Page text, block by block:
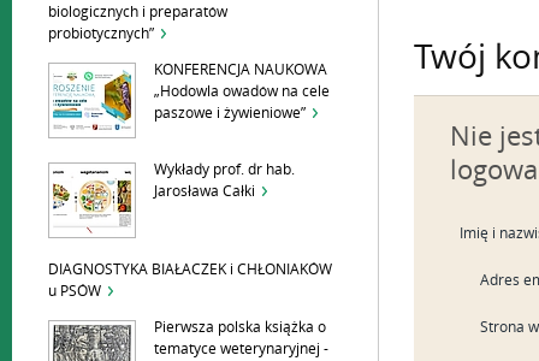
biologicznych i preparatów
probiotycznych”
KONFERENCJA NAUKOWA
„Hodowla owadów na cele
paszowe i żywieniowe”
Wykłady prof. dr hab.
Jarosława Całki
DIAGNOSTYKA BIAŁACZEK i CHŁONIAKÓW
u PSÓW
Pierwsza polska książka o
tematyce weterynaryjnej -
Twój
Nie
Imię i
Adres
Strona